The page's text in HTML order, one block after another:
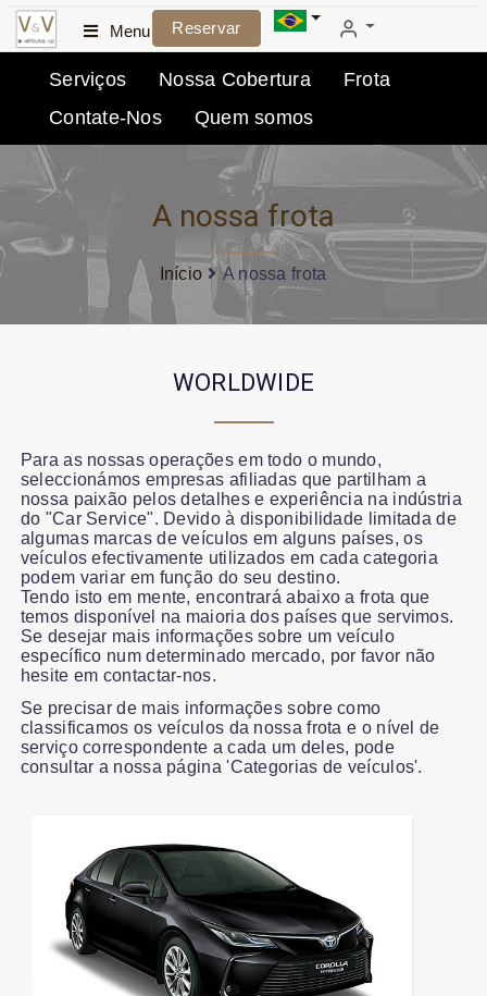
Menu Reservar
Serviços Nossa Cobertura
Frota
Contate-Nos
Quem somos
A nossa frota
Início A nossa frota
WORLDWIDE
Para as nossas operações em todo o mundo,
seleccionámos empresas afiliadas que partilham a
nossa paixão pelos detalhes e experiência na indústria
do "Car Service". Devido à disponibilidade limitada de
algumas marcas de veículos em alguns países, os
veículos efectivamente utilizados em cada categoria
podem variar em função do seu destino.
Tendo isto em mente, encontrará abaixo a frota que
temos disponível na maioria dos países que servimos.
Se desejar mais informações sobre um veículo
específico num determinado mercado, por favor não
hesite em contactar-nos.
Se precisar de mais informações sobre como
classificamos os veículos da nossa frota e o nível de
serviço correspondente a cada um deles, pode
consultar a nossa página 'Categorias de veículos'.